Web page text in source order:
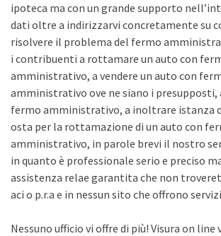
ipoteca ma con un grande supporto
dati oltre a indirizzarvi concretamente su
risolvere il problema del fermo
i contribuenti a rottamare un auto con
amministrativo, a vendere un auto con
amministrativo ove ne siano i presupposti,
fermo amministrativo, a inoltrare istanza
osta per la rottamazione di un auto con
amministrativo, in parole brevi il nostro
in quanto è professionale serio e preciso
assistenza relae garantita che non
aci o p.r.a e in nessun sito che offrono
Nessuno ufficio vi offre di più! Visura on